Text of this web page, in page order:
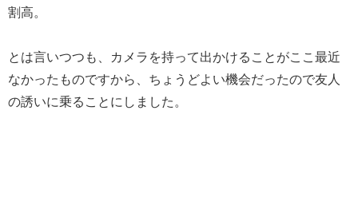
割高。
とは言いつつも、カメラを持って出かけることがここ最近
なかったものですから、ちょうどよい機会だったので友人
の誘いに乗ることにしました。